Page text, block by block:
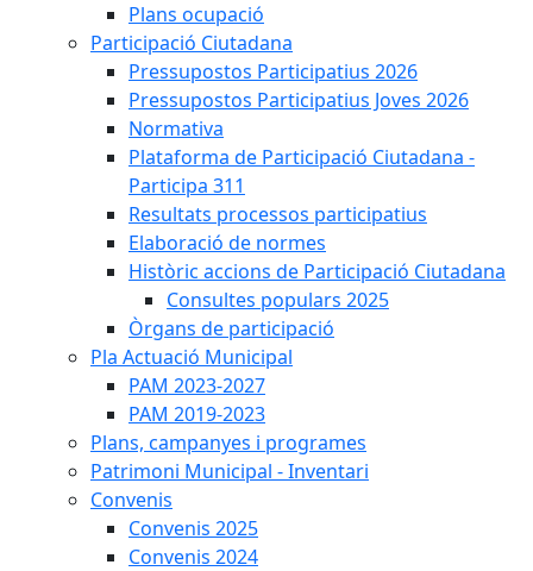
Plans ocupació
Participació Ciutadana
Pressupostos Participatius 2026
Pressupostos Participatius Joves 2026
Normativa
Plataforma de Participació Ciutadana -
Participa 311
Resultats processos participatius
Elaboració de normes
Històric accions de Participació Ciutadana
Consultes populars 2025
Òrgans de participació
Pla Actuació Municipal
PAM 2023-2027
PAM 2019-2023
Plans, campanyes i programes
Patrimoni Municipal - Inventari
Convenis
Convenis 2025
Convenis 2024